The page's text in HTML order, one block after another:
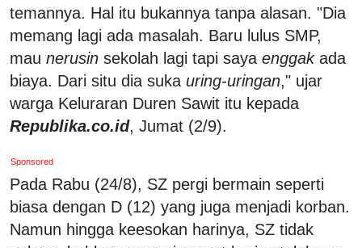
temannya. Hal itu bukannya tanpa alasan. "Dia
memang lagi ada masalah. Baru lulus SMP,
mau nerusin sekolah lagi tapi saya enggakada
biaya. Dari situ dia suka uring-uringan," ujar
warga Keluraran Duren Sawit itu kepada
Republika.co.id, Jumat (2/9).
Sponsored
Pada Rabu (24/8), SZ pergi bermain seperti
biasa dengan D (12) yang juga menjadi korban.
Namun hingga keesokan harinya, SZ tidak